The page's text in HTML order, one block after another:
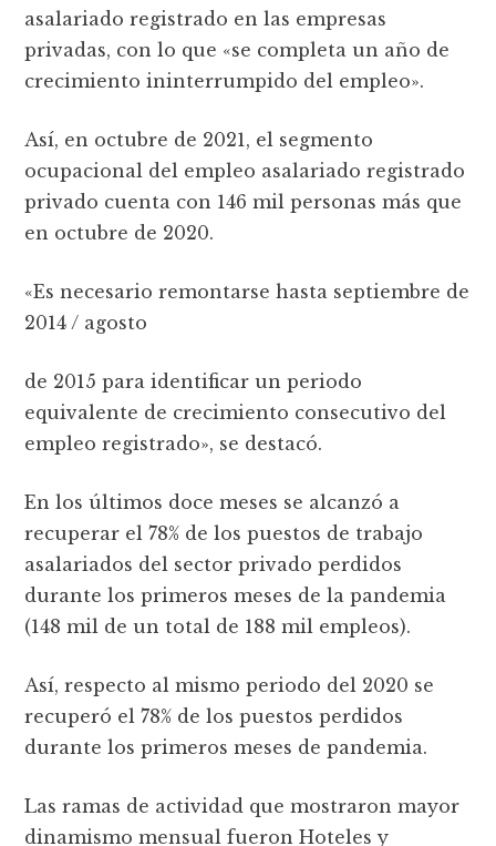
asalariado registrado en las empresas
privadas, con lo que «se completa un año de
crecimiento ininterrumpido del empleo».
Así, en octubre de 2021, el segmento
ocupacional del empleo asalariado registrado
privado cuenta con 146 mil personas más que
en octubre de 2020.
«Es necesario remontarse hasta septiembre de
2014 / agosto
de 2015 para identificar un periodo
equivalente de crecimiento consecutivo del
empleo registrado», se destacó.
En los últimos doce meses se alcanzó a
recuperar el 78% de los puestos de trabajo
asalariados del sector privado perdidos
durante los primeros meses de la pandemia
(148 mil de un total de 188 mil empleos).
Así, respecto al mismo periodo del 2020 se
recuperó el 78% de los puestos perdidos
durante los primeros meses de pandemia.
Las ramas de actividad que mostraron mayor
dinamismo mensual fueron Hoteles y